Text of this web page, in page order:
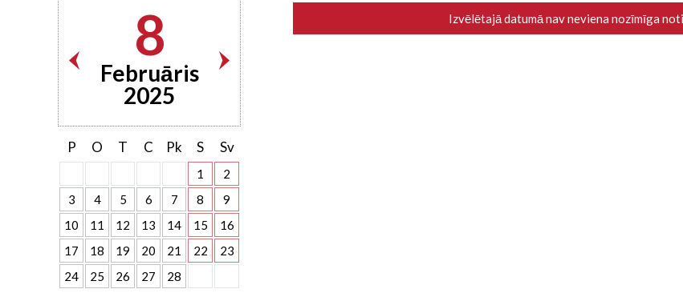
8
Februāris
2025
P O T C Pk S Sv
1
2
3
4 5 6 7 8
9
10
11 12 13 14 15
16
17
18 19 20 21 22
23
24
25 26 27 28
Izvēlētajā datumā nav neviena nozīmīga